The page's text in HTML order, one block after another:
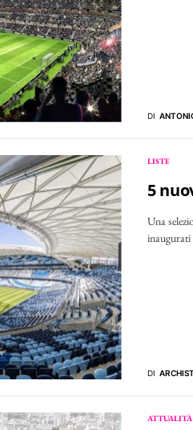
DI
LISTE
5
Una
inaugurati
DI
ATTUALITÀ